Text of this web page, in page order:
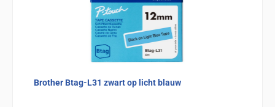
Brother Btag-L31 zwart op licht blauw